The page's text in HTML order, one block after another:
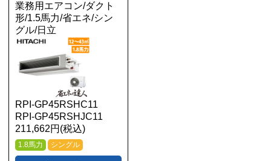
業務用エアコン/ダクト
形/1.5馬力/省エネ/シン
グル/日立
RPI-GP45RSHC11
RPI-GP45RSHJC11
211,662円(税込)
1.8馬力 シングル